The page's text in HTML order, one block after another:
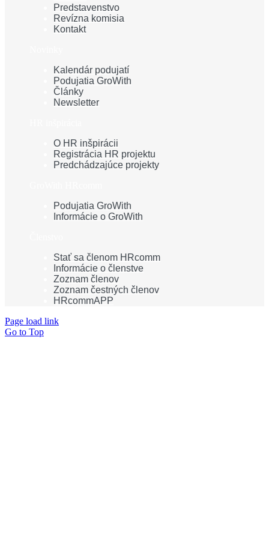
Predstavenstvo
Revízna komisia
Kontakt
Kalendár podujatí
Podujatia GroWith
Články
Newsletter
O HR inšpirácii
Registrácia HR projektu
Predchádzajúce projekty
Podujatia GroWith
Informácie o GroWith
Stať sa členom HRcomm
Informácie o členstve
Zoznam členov
Zoznam čestných členov
HRcommAPP
Page load link
Go to Top